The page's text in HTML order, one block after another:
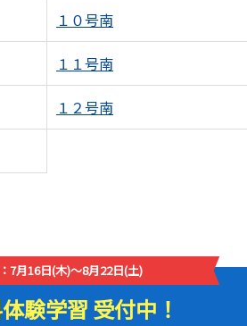
１０号南
１１号南
１２号南
7月16日(木)～8月22日(土)
験学習 受付中！